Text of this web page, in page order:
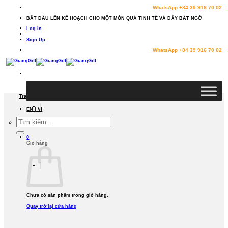
WhatsApp +84 39 916 70 02
BẮT ĐẦU LÊN KẾ HOẠCH CHO MỘT MÓN QUÀ TINH TẾ VÀ ĐẦY BẤT NGỜ
Log in
Sign Up
WhatsApp +84 39 916 70 02
EN |VI
TÌM
KIẾM:
0
Giỏ hàng
Chưa có sản phẩm trong giỏ hàng.
Quay trở lại cửa hàng
Trang chủ